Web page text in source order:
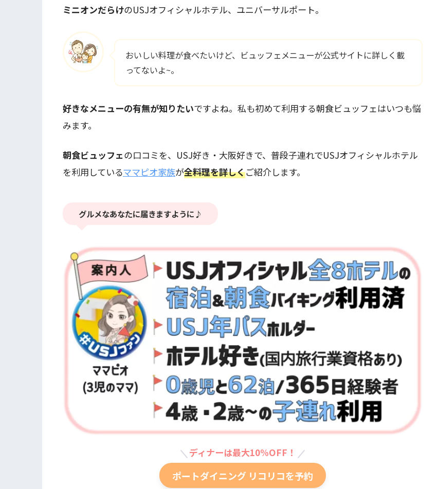
ミニオンだらけのUSJオフィシャルホテル、ユニバーサルポート。
おいしい料理が食べたいけど、ビュッフェメニューが公式サイトに詳しく載
ってないよ~。
好きなメニューの有無が知りたいですよね。私も初めて利用する朝食ビュッフェはいつも悩
みます。
朝食ビュッフェの口コミを、USJ好き・大阪好きで、普段子連れでUSJオフィシャルホテル
を利用しているママピオ家族が全料理を詳しくご紹介します。
グルメなあなたに届きますように♪
ディナーは最大10%OFF！
ポートダイニング リコリコを予約